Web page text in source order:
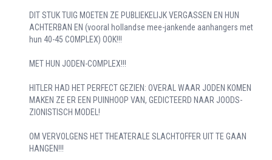
DIT STUK TUIG MOETEN ZE PUBLIEKELIJK VERGASSEN EN HUN
ACHTERBAN EN (vooral hollandse mee-jankende aanhangers met
hun 40-45 COMPLEX) OOK!!!
MET HUN JODEN-COMPLEX!!!
HITLER HAD HET PERFECT GEZIEN: OVERAL WAAR JODEN KOMEN
MAKEN ZE ER EEN PUINHOOP VAN, GEDICTEERD NAAR JOODS-
ZIONISTISCH MODEL!
OM VERVOLGENS HET THEATERALE SLACHTOFFER UIT TE GAAN
HANGEN!!!